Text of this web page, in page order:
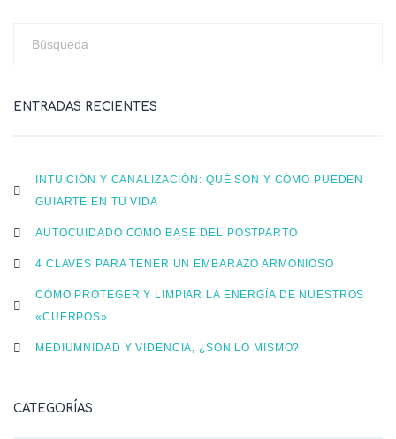
ENTRADAS RECIENTES
INTUICIÓN Y CANALIZACIÓN: QUÉ SON Y CÓMO PUEDEN
GUIARTE EN TU VIDA
AUTOCUIDADO COMO BASE DEL POSTPARTO
4 CLAVES PARA TENER UN EMBARAZO ARMONIOSO
CÓMO PROTEGER Y LIMPIAR LA ENERGÍA DE NUESTROS
«CUERPOS»
MEDIUMNIDAD Y VIDENCIA, ¿SON LO MISMO?
CATEGORÍAS